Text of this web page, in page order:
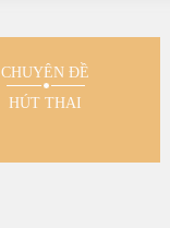
CHUYÊN ĐỀ
HÚT THAI